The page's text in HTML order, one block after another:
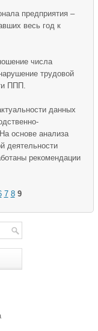
предприятия –
весь год к
числа
трудовой
ППП.
данных
основе анализа
деятельности
рекомендации
7 8 9